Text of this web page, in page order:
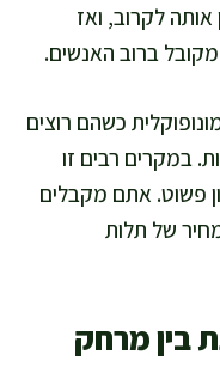
לקרוב, ואז
ברוב האנשים.
כשהם רוצים
במקרים רבים זו
פשוט. אתם מקבלים
של תלות
בין מרחק